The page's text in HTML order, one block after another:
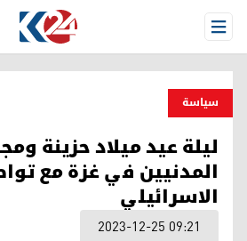
Open Menu
سیاسة
ليلة عيد ميلاد حزينة
المدنيين في غزة مع
الاسرائيلي
2023-12-25 09:21